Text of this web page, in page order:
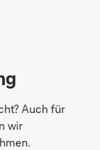
Auch für
wir